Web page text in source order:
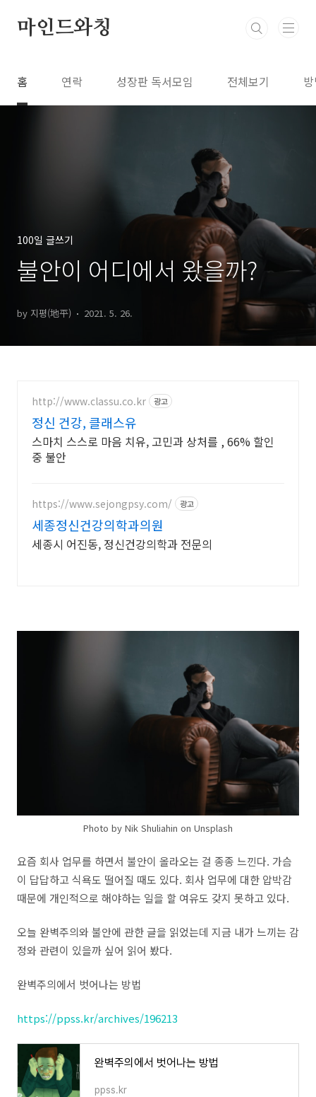
마인드와칭
홈 연락 성장판 독서모임 전체보기
100일 글쓰기
불안이 어디에서 왔을까?
by 지평(地平) 2021. 5. 26.
http://www.classu.co.kr 광고
정신 건강, 클래스유
스마치 스스로 마음 치유, 고민과 상처를 , 66% 할인
중 불안
https://www.sejongpsy.com/ 광고
세종정신건강의학과의원
세종시 어진동, 정신건강의학과 전문의
Photo by Nik Shuliahin on Unsplash
요즘 회사 업무를 하면서 불안이 올라오는 걸 종종 느낀다. 가슴
이 답답하고 식욕도 떨어질 때도 있다. 회사 업무에 대한 압박감
때문에 개인적으로 해야하는 일을 할 여유도 갖지 못하고 있다.
오늘 완벽주의와 불안에 관한 글을 읽었는데 지금 내가 느끼는 감
정와 관련이 있을까 싶어 읽어 봤다.
완벽주의에서 벗어나는 방법
https://ppss.kr/archives/196213
완벽주의에서 벗어나는 방법
ppss.kr